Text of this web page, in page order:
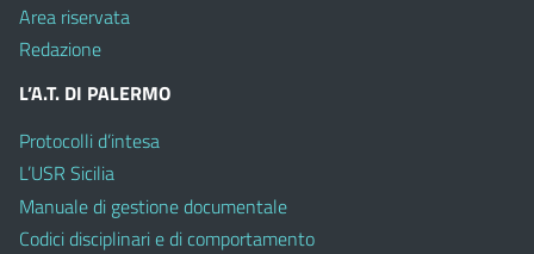
Area riservata
Redazione
L’A.T. DI PALERMO
Protocolli d’intesa
L’USR Sicilia
Manuale di gestione documentale
Codici disciplinari e di comportamento